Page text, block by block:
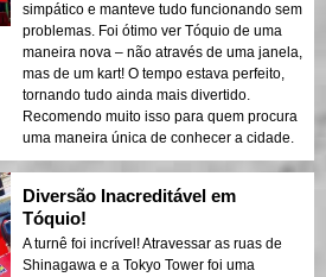
simpático e manteve tudo funcionando sem
problemas. Foi ótimo ver Tóquio de uma
maneira nova – não através de uma janela,
mas de um kart! O tempo estava perfeito,
tornando tudo ainda mais divertido.
Recomendo muito isso para quem procura
uma maneira única de conhecer a cidade.
Diversão Inacreditável em
Tóquio!
A turnê foi incrível! Atravessar as ruas de
Shinagawa e a Tokyo Tower foi uma